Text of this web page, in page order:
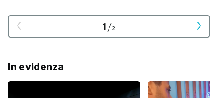
1/2
In evidenza